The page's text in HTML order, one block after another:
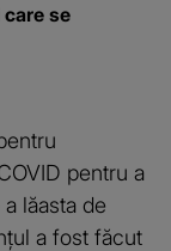
se
pentru a
lăasta de
a fost făcut